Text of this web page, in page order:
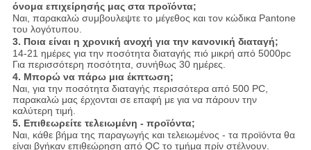
όνομα επιχείρησής μας στα προϊόντα;
Ναι, παρακαλώ συμβουλεψτε το μέγεθος και τον κώδικα Pantone
του λογότυπου.
3. Ποια είναι η χρονική ανοχή για την κανονική διαταγή;
14-21 ημέρες για την ποσότητα διαταγής πιό μικρή από 5000pc
Για περισσότερη ποσότητα, συνήθως 30 ημέρες.
4. Μπορώ να πάρω μια έκπτωση;
Ναι, για την ποσότητα διαταγής περισσότερα από 500 PC,
παρακαλώ μας έρχονται σε επαφή με για να πάρουν την
καλύτερη τιμή.
5. Επιθεωρείτε τελειωμένη - προϊόντα;
Ναι, κάθε βήμα της παραγωγής και τελειωμένος - τα προϊόντα θα
είναι βγήκαν επιθεώρηση από QC το τμήμα πρίν στέλνουν.